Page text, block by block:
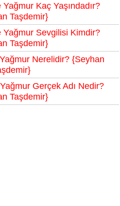
Kaç Yaşındadır?
Taşdemir}
Sevgilisi Kimdir?
Taşdemir}
Nerelidir? {Seyhan
Gerçek Adı Nedir?
Taşdemir}